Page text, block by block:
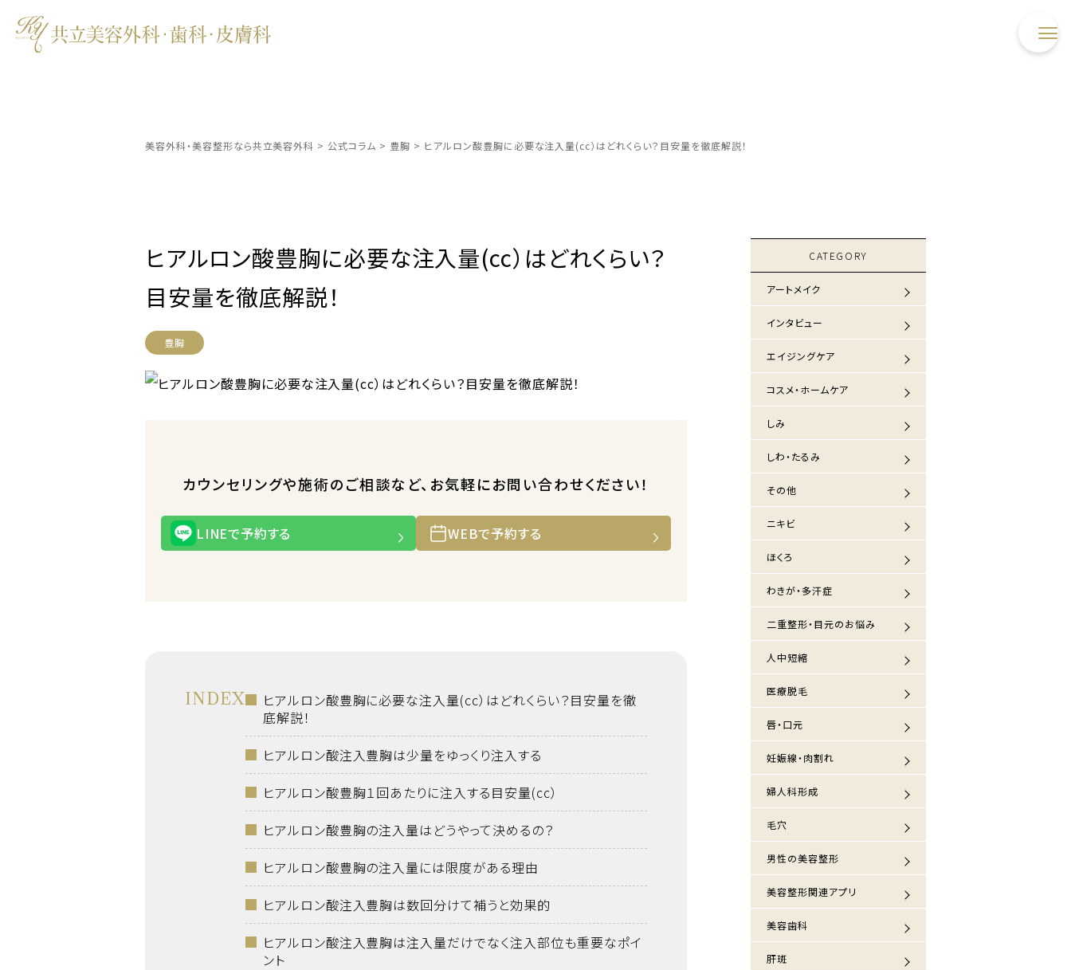
美容外科・美容整形なら共立美容外科 > 公式コラム > 豊胸 > ヒアルロン酸豊胸に必要な注入量(cc）はどれくらい？目安量を徹底解説！
ヒアルロン酸豊胸に必要な注入量(cc）はどれくらい？
目安量を徹底解説！
豊胸
カウンセリングや施術のご相談など、お気軽にお問い合わせください！
LINEで予約する WEBで予約する
INDEX
ヒアルロン酸豊胸に必要な注入量(cc）はどれくらい？目安量を徹
底解説！
ヒアルロン酸注入豊胸は少量をゆっくり注入する
ヒアルロン酸豊胸１回あたりに注入する目安量(cc）
ヒアルロン酸豊胸の注入量はどうやって決めるの？
ヒアルロン酸豊胸の注入量には限度がある理由
ヒアルロン酸注入豊胸は数回分けて補うと効果的
ヒアルロン酸注入豊胸は注入量だけでなく注入部位も重要なポイ
ント
CATEGORY
アートメイク
インタビュー
エイジングケア
コスメ・ホームケア
しみ
しわ・たるみ
その他
ニキビ
ほくろ
わきが・多汗症
二重整形・目元のお悩み
人中短縮
医療脱毛
唇・口元
妊娠線・肉割れ
婦人科形成
毛穴
男性の美容整形
美容整形関連アプリ
美容歯科
肝斑